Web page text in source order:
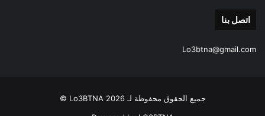
اتصل بنا
Lo3btna@gmail.com
جميع الحقوق محفوظة لـ Lo3BTNA 2026 ©